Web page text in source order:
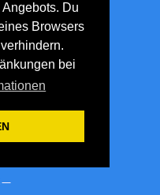
Du
Browsers
bei
—